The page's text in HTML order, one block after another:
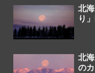
北
り
北
の